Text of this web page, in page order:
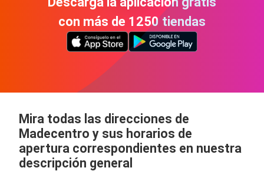
con más de 1250 tiendas
Mira todas las direcciones de
Madecentro y sus horarios de
apertura correspondientes en nuestra
descripción general